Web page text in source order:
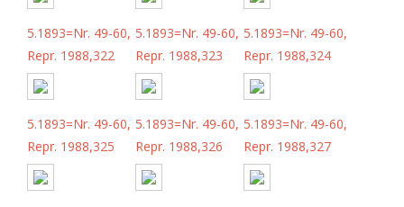
5.1893=Nr. 49-60,
Repr. 1988,322
5.1893=Nr. 49-60,
Repr. 1988,323
5.1893=Nr. 49-60,
Repr. 1988,324
5.1893=Nr. 49-60,
Repr. 1988,325
5.1893=Nr. 49-60,
Repr. 1988,326
5.1893=Nr. 49-60,
Repr. 1988,327